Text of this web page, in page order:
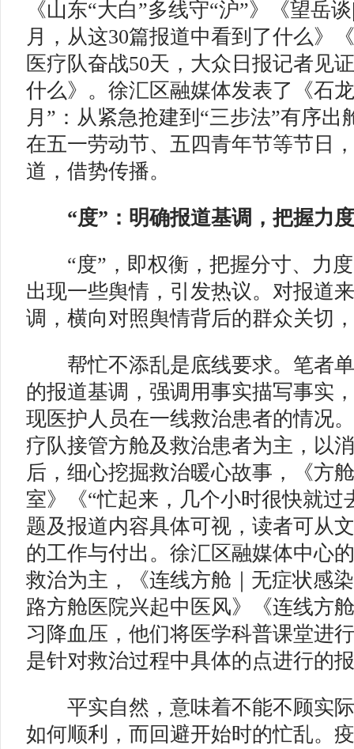
《山东“大白”多线守“沪”》《望岳
月，从这30篇报道中看到了什么》
医疗队奋战50天，大众日报记者见
什么》。徐汇区融媒体发表了《石
月”：从紧急抢建到“三步法”有序出
在五一劳动节、五四青年节等节日
道，借势传播。
“度”：明确报道基调，把握力
“度”，即权衡，把握分寸、力度
出现一些舆情，引发热议。对报道
调，横向对照舆情背后的群众关切
帮忙不添乱是底线要求。笔者单
的报道基调，强调用事实描写事实
现医护人员在一线救治患者的情况
疗队接管方舱及救治患者为主，以
后，细心挖掘救治暖心故事，《方
室》《“忙起来，几个小时很快就过
题及报道内容具体可视，读者可从
的工作与付出。徐汇区融媒体中心
救治为主，《连线方舱｜无症状感
路方舱医院兴起中医风》《连线方
习降血压，他们将医学科普课堂进
是针对救治过程中具体的点进行的
平实自然，意味着不能不顾实际
如何顺利，而回避开始时的忙乱。